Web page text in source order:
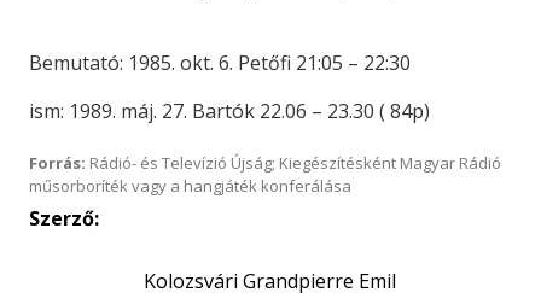
Bemutató: 1985. okt. 6. Petőfi 21:05 – 22:30
ism: 1989. máj. 27. Bartók 22.06 – 23.30 ( 84p)
Forrás: Rádió- és Televízió Újság; Kiegészítésként Magyar Rádió
műsorboríték vagy a hangjáték konferálása
Szerző:
Kolozsvári Grandpierre Emil